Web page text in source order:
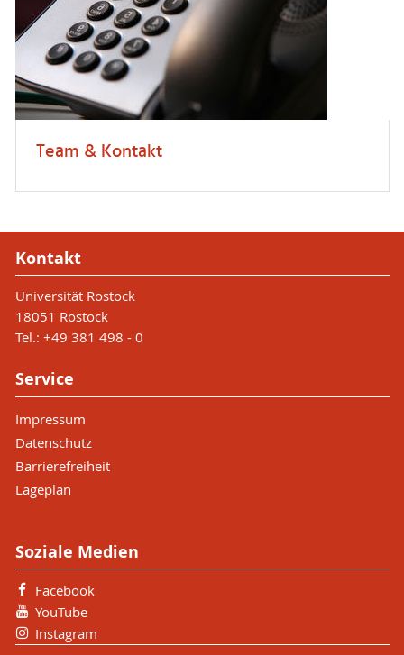
Team & Kontakt
Kontakt
Universität Rostock
18051 Rostock
Tel.: +49 381 498 - 0
Service
Impressum
Datenschutz
Barrierefreiheit
Lageplan
Soziale Medien
Facebook
YouTube
Instagram